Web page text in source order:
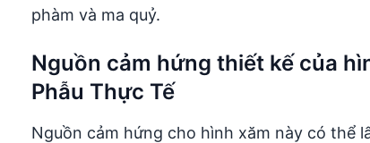
phàm và ma quỷ.
Nguồn cảm hứng thiết kế của
Phẫu Thực Tế
Nguồn cảm hứng cho hình xăm này có thể